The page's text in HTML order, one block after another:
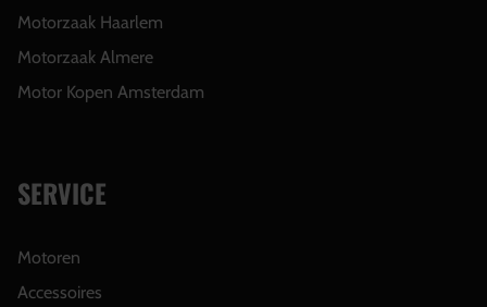
Motorzaak Haarlem
Motorzaak Almere
Motor Kopen Amsterdam
SERVICE
Motoren
Accessoires